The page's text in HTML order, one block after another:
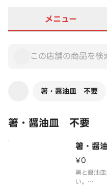
メニュー
箸・醤油皿 不要
箸・醤油皿 不要
箸・醤
¥0
箸と醤油
い。